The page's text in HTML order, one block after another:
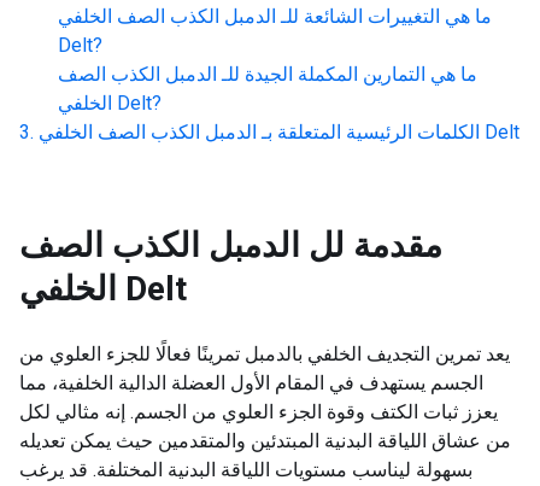
ما هي التغييرات الشائعة للـ الدمبل الكذب الصف الخلفي
Delt?
ما هي التمارين المكملة الجيدة للـ الدمبل الكذب الصف
الخلفي Delt?
الكلمات الرئيسية المتعلقة بـ الدمبل الكذب الصف الخلفي Delt
مقدمة لل الدمبل الكذب الصف
الخلفي Delt
يعد تمرين التجديف الخلفي بالدمبل تمرينًا فعالًا للجزء العلوي من
الجسم يستهدف في المقام الأول العضلة الدالية الخلفية، مما
يعزز ثبات الكتف وقوة الجزء العلوي من الجسم. إنه مثالي لكل
من عشاق اللياقة البدنية المبتدئين والمتقدمين حيث يمكن تعديله
بسهولة ليناسب مستويات اللياقة البدنية المختلفة. قد يرغب